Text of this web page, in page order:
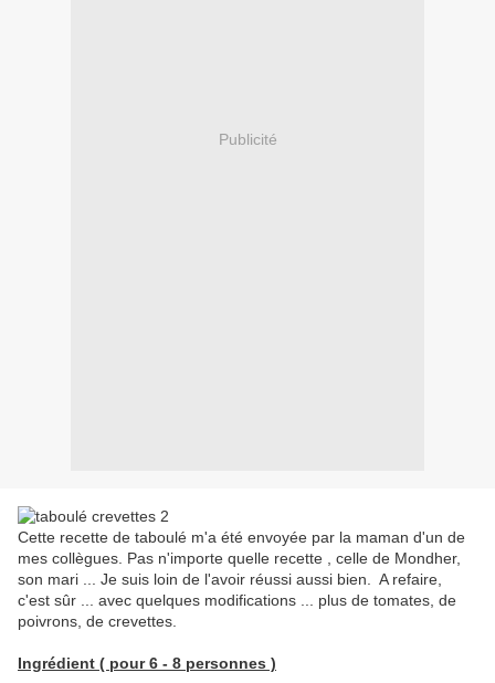
Publicité
Cette recette de taboulé m'a été envoyée par la maman d'un de
mes collègues. Pas n'importe quelle recette , celle de Mondher,
son mari ... Je suis loin de l'avoir réussi aussi bien. A refaire,
c'est sûr ... avec quelques modifications ... plus de tomates, de
poivrons, de crevettes.
Ingrédient ( pour 6 - 8 personnes )